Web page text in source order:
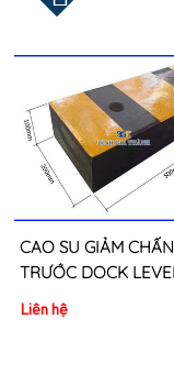
CAO SU GIẢM
TRƯỚC DOCK
Liên hệ